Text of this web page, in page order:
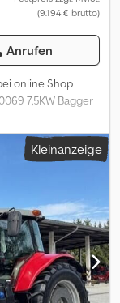
(9.194 € brutto)
Anrufen
online Shop
7,5KW Bagger
Gummi
Breit, 360°
Kleinanzeige